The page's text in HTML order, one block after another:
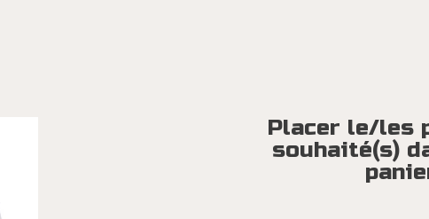
Placer le/les
souhaité(s)